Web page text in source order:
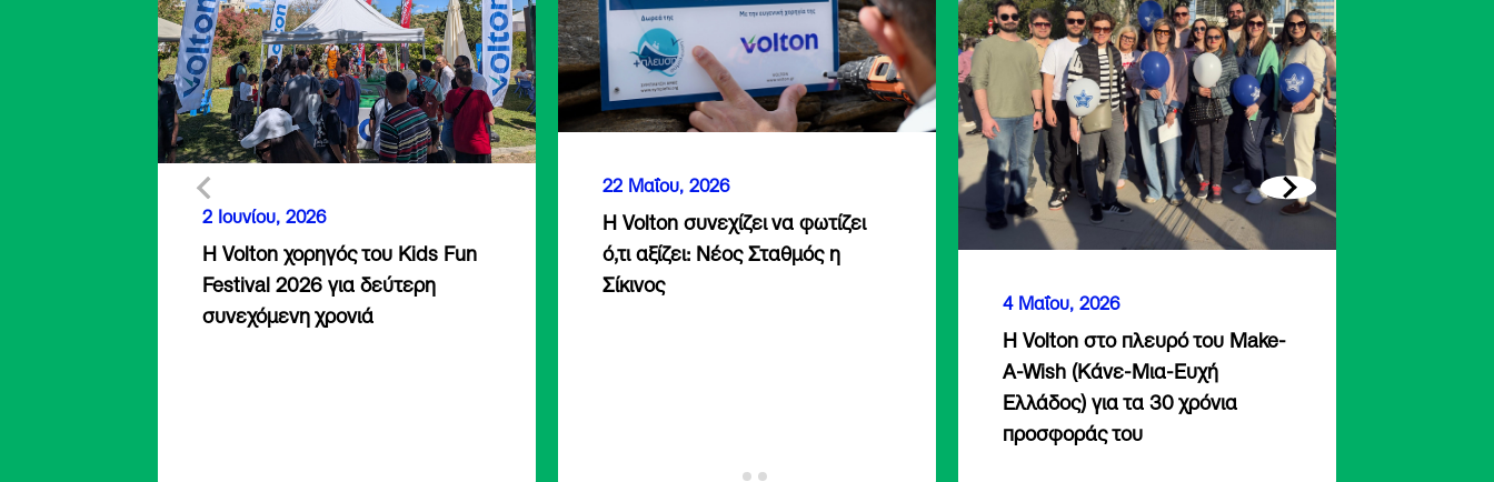
2 Ιουνίου, 2026
Η Volton χορηγός του Kids Fun
Festival 2026 για δεύτερη
συνεχόμενη χρονιά
22 Μαΐου, 2026
Η Volton συνεχίζει να φωτίζει
ό,τι αξίζει: Νέος Σταθμός η
Σίκινος
4 Μαΐου, 2026
Η Volton στο πλευρό του Make-
A-Wish (Κάνε-Μια-Ευχή
Ελλάδος) για τα 30 χρόνια
προσφοράς του